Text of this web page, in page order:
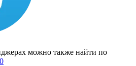
можно также найти по